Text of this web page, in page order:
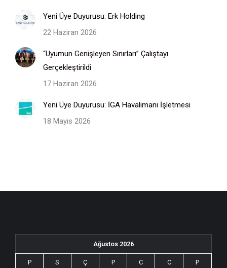
Yeni Üye Duyurusu: Erk Holding
22 Haziran 2026
“Uyumun Genişleyen Sınırları” Çalıştayı
Gerçekleştirildi
17 Haziran 2026
Yeni Üye Duyurusu: İGA Havalimanı İşletmesi
18 Mayıs 2026
Ağustos 2026
P S Ç P C C P